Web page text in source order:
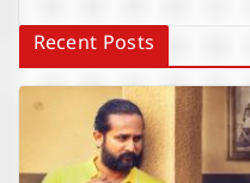
Recent Posts